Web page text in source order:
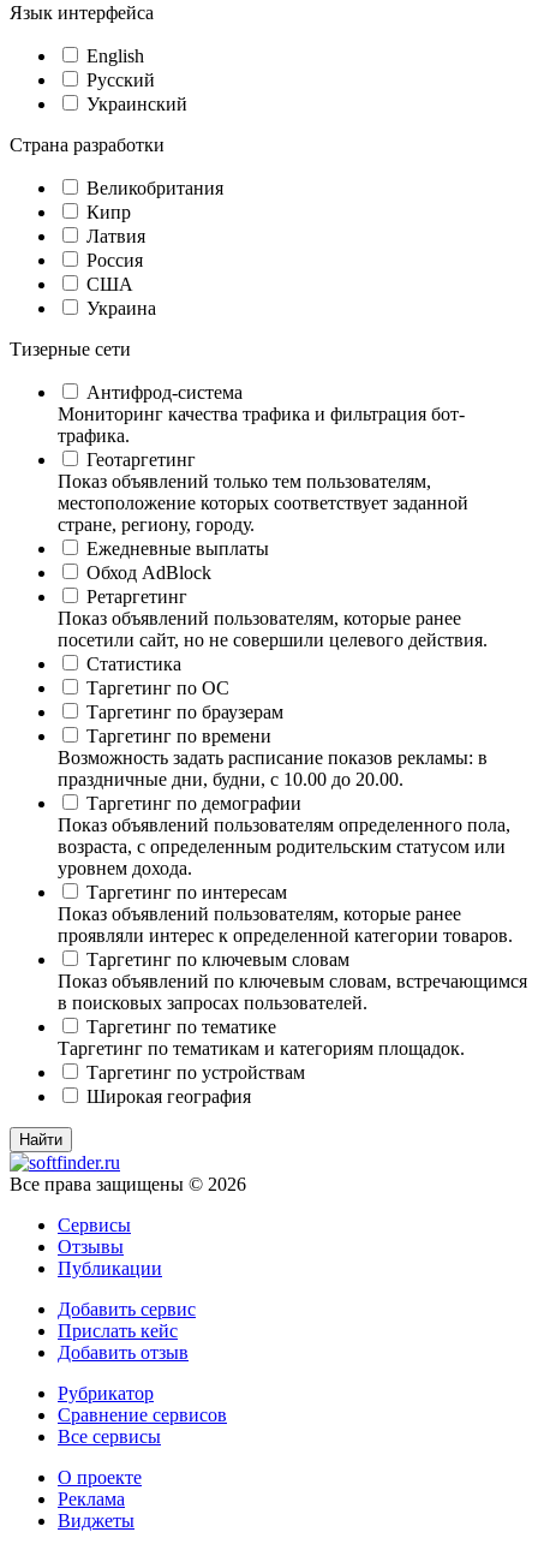
Язык интерфейса
English
Русский
Украинский
Страна разработки
Великобритания
Кипр
Латвия
Россия
США
Украина
Тизерные сети
Антифрод-система
Мониторинг качества трафика и фильтрация бот-
трафика.
Геотаргетинг
Показ объявлений только тем пользователям,
местоположение которых соответствует заданной
стране, региону, городу.
Ежедневные выплаты
Обход AdBlock
Ретаргетинг
Показ объявлений пользователям, которые ранее
посетили сайт, но не совершили целевого действия.
Статистика
Таргетинг по ОС
Таргетинг по браузерам
Таргетинг по времени
Возможность задать расписание показов рекламы: в
праздничные дни, будни, с 10.00 до 20.00.
Таргетинг по демографии
Показ объявлений пользователям определенного пола,
возраста, с определенным родительским статусом или
уровнем дохода.
Таргетинг по интересам
Показ объявлений пользователям, которые ранее
проявляли интерес к определенной категории товаров.
Таргетинг по ключевым словам
Показ объявлений по ключевым словам, встречающимся
в поисковых запросах пользователей.
Таргетинг по тематике
Таргетинг по тематикам и категориям площадок.
Таргетинг по устройствам
Широкая география
Все права защищены © 2026
Сервисы
Отзывы
Публикации
Добавить сервис
Прислать кейс
Добавить отзыв
Рубрикатор
Сравнение сервисов
Все сервисы
О проекте
Реклама
Виджеты